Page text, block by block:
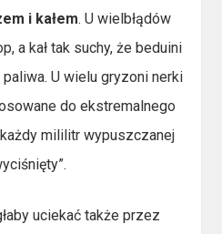
i kałem. U wielbłądów
a kał tak suchy, że beduini
U wielu gryzoni nerki
do ekstremalnego
mililitr wypuszczanej
uciekać także przez